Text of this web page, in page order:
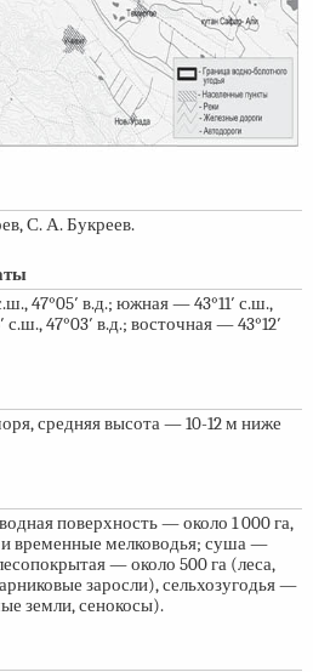
С. А. Букреев.
47°05′ в.д.; южная — 43°11′ с.ш.,
с.ш., 47°03′ в.д.; восточная — 43°12′
средняя высота —10-12 м ниже
поверхность — около 1 000 га,
и временные мелководья; суша —
— около 500 га (леса,
заросли), сельхозугодья —
земли, сенокосы).